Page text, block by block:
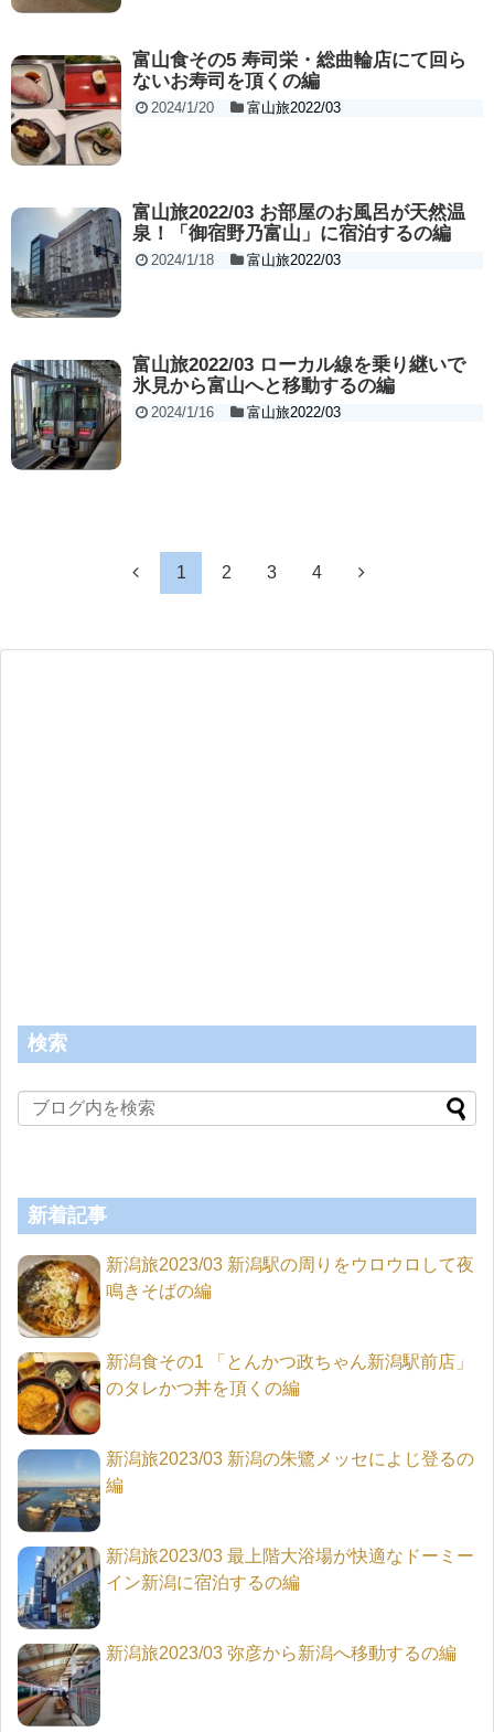
富山食その5 寿司栄・総曲輪店にて回ら
ないお寿司を頂くの編
2024/1/20 富山旅2022/03
富山旅2022/03 お部屋のお風呂が天然温
泉！「御宿野乃富山」に宿泊するの編
2024/1/18 富山旅2022/03
富山旅2022/03 ローカル線を乗り継いで
氷見から富山へと移動するの編
2024/1/16 富山旅2022/03
1 2 3 4
検索
新着記事
新潟旅2023/03 新潟駅の周りをウロウロして夜
鳴きそばの編
新潟食その1 「とんかつ政ちゃん新潟駅前店」
のタレかつ丼を頂くの編
新潟旅2023/03 新潟の朱鷺メッセによじ登るの
編
新潟旅2023/03 最上階大浴場が快適なドーミー
イン新潟に宿泊するの編
新潟旅2023/03 弥彦から新潟へ移動するの編